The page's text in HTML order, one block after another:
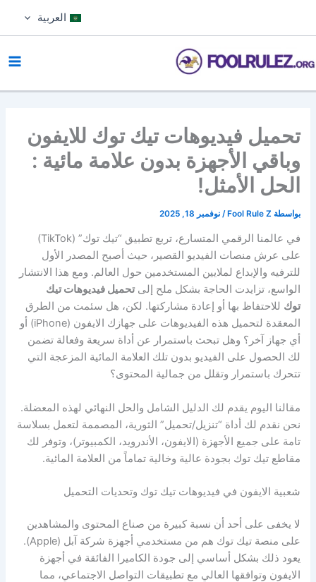
العربية
تحميل فيديوهات تيك توك للايفون
وباقي الأجهزة بدون علامة مائية :
الحل الأمثل!
بواسطة Fool Rule Z
/نوفمبر 18, 2025
في عالمنا الرقمي المتسارع، تربع تطبيق “تيك توك” (TikTok)
على عرش منصات الفيديو القصير، حيث أصبح المصدر الأول
للترفيه والإبداع لملايين المستخدمين حول العالم. ومع هذا الانتشار
الواسع، تزايدت الحاجة بشكل ملح إلىتحميل فيديوهات تيك
توك للاحتفاظ بها أو إعادة مشاركتها. لكن، هل سئمت من الطرق
المعقدة لتحميل هذه الفيديوهات على جهازك الايفون (iPhone) أو
أي جهاز آخر؟ وهل تبحث باستمرار عن أداة سريعة وفعالة تضمن
لك الحصول على الفيديو بدون تلك العلامة المائية المزعجة التي
تتحرك باستمرار وتقلل من جمالية المحتوى؟
مقالنا اليوم يقدم لك الدليل الشامل والحل النهائي لهذه المعضلة.
نحن نقدم لك أداة “تنزيل/تحميل” الثورية، المصممة لتعمل بسلاسة
تامة على جميع الأجهزة (الايفون، الأندرويد، الكمبيوتر)، وتوفر لك
مقاطع تيك توك بجودة عالية وخالية تماماً من العلامة المائية.
شعبية الايفون في فيديوهات تيك توك وتحديات التحميل
لا يخفى على أحد أن نسبة كبيرة من صناع المحتوى والمشاهدين
على منصة تيك توك هم من مستخدمي أجهزة شركة آبل (Apple).
يعود ذلك بشكل أساسي إلى جودة الكاميرا الفائقة في أجهزة
الايفون وتوافقها العالي مع تطبيقات التواصل الاجتماعي، مما